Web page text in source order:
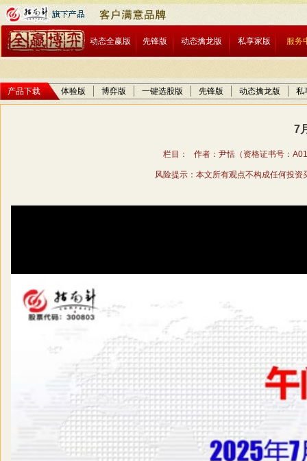
动态全赢版 先锋版 动态擒龙版 私享家版 服务
产品下载 体验版 博弈版 一键选股版 先锋版 动态擒龙版 私
7
栏目： 作者：尹恬（资格证书号：
风险提示：本文所有观点不构成任何投